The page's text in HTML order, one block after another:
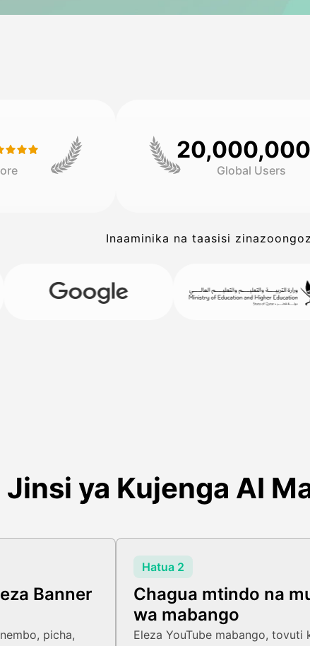
Global Users
Inaaminika na taasisi
Jinsi ya Kujenga AI
Banner
picha,
Hatua 2
Chagua mtindo na
wa mabango
Eleza YouTube mabango, tovuti